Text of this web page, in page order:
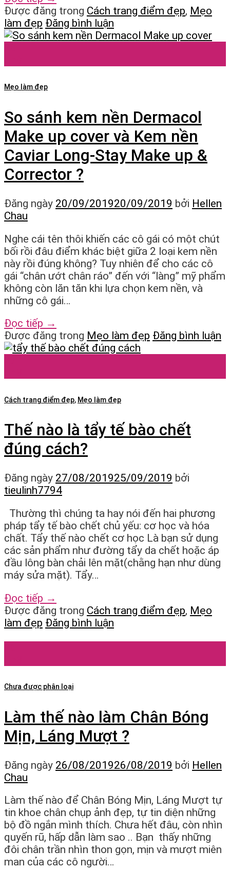
Được đăng trong Cách trang điểm đẹp, Mẹo
làm đẹp Đăng bình luận
Mẹo làm đẹp
So sánh kem nền Dermacol
Make up cover và Kem nền
Caviar Long-Stay Make up &
Corrector ?
Đăng ngày 20/09/201920/09/2019 bởi Hellen
Chau
Nghe cái tên thôi khiến các cô gái có một chút
bối rồi đâu điểm khác biệt giữa 2 loại kem nền
này rồi đúng không? Tuy nhiên để cho các cô
gái “chân ướt chân ráo” đến với “làng” mỹ phẩm
không còn lăn tăn khi lựa chọn kem nền, và
những cô gái…
Đọc tiếp →
Được đăng trong Mẹo làm đẹp Đăng bình luận
Cách trang điểm đẹp, Mẹo làm đẹp
Thế nào là tẩy tế bào chết
đúng cách?
Đăng ngày 27/08/201925/09/2019 bởi
tieulinh7794
Thường thì chúng ta hay nói đến hai phương
pháp tẩy tế bào chết chủ yếu: cơ học và hóa
chất. Tẩy thế nào chết cơ học Là bạn sử dụng
các sản phẩm như đường tẩy da chết hoặc áp
đầu lông bàn chải lên mặt(chằng hạn như dùng
máy sửa mặt). Tẩy…
Đọc tiếp →
Được đăng trong Cách trang điểm đẹp, Mẹo
làm đẹp Đăng bình luận
Chưa được phân loại
Làm thế nào làm Chân Bóng
Mịn, Láng Mượt ?
Đăng ngày 26/08/201926/08/2019 bởi Hellen
Chau
Làm thế nào để Chân Bóng Mịn, Láng Mượt tự
tin khoe chân chụp ảnh đẹp, tự tin diện những
bộ đồ ngắn mình thích. Chưa hết đâu, còn nhìn
quyến rũ, hấp dẫn làm sao .. Bạn thấy những
đôi chân trần nhìn thon gọn, mịn và mượt miên
man của các cô người…